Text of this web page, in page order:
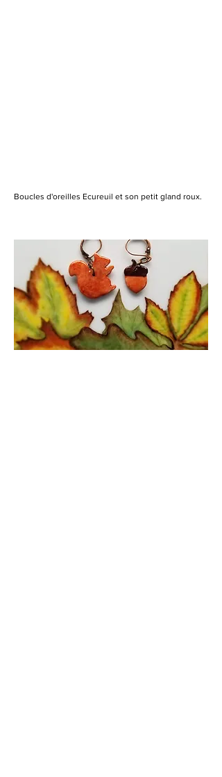
Boucles d'oreilles Ecureuil et son petit gland roux.